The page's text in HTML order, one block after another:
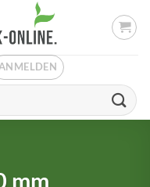
mm